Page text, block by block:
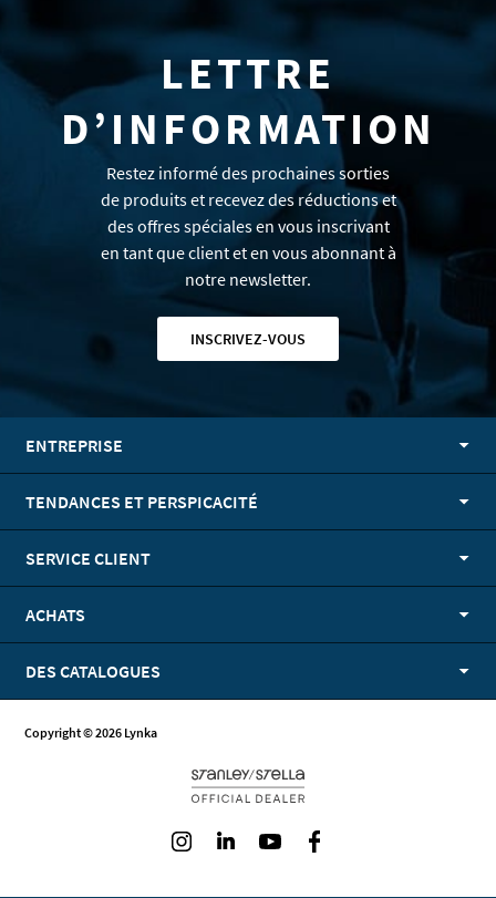
LETTRE
D’INFORMATION
Restez informé des prochaines sorties
de produits et recevez des réductions et
des offres spéciales en vous inscrivant
en tant que client et en vous abonnant à
notre newsletter.
INSCRIVEZ-VOUS
ENTREPRISE
TENDANCES ET PERSPICACITÉ
SERVICE CLIENT
ACHATS
DES CATALOGUES
Copyright © 2026 Lynka